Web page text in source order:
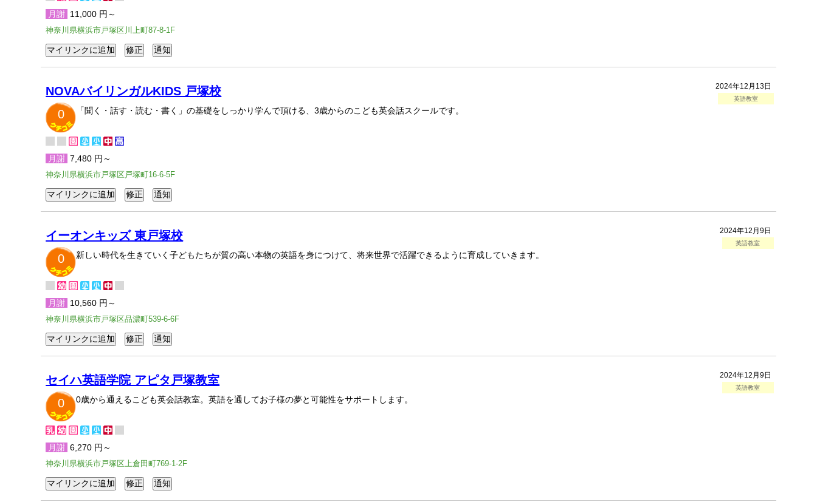
月謝 11,000 円～
神奈川県横浜市戸塚区川上町87-8-1F
2024年12月13日
英語教室
NOVAバイリンガルKIDS 戸塚校
0
「聞く・話す・読む・書く」の基礎をしっかり学んで頂ける、3歳からのこども英会話スクールです。
月謝 7,480 円～
神奈川県横浜市戸塚区戸塚町16-6-5F
2024年12月9日
英語教室
イーオンキッズ 東戸塚校
0
新しい時代を生きていく子どもたちが質の高い本物の英語を身につけて、将来世界で活躍できるように育成していきます。
月謝 10,560 円～
神奈川県横浜市戸塚区品濃町539-6-6F
2024年12月9日
英語教室
セイハ英語学院 アピタ戸塚教室
0
0歳から通えるこども英会話教室。英語を通してお子様の夢と可能性をサポートします。
月謝 6,270 円～
神奈川県横浜市戸塚区上倉田町769-1-2F